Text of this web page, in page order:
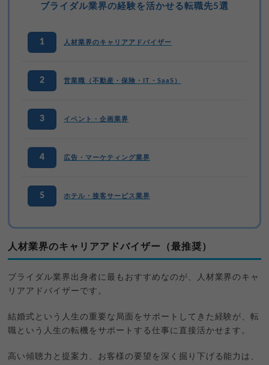
ブライダル業界の経験を活かせる転職先5選
1 人材業界のキャリアアドバイザー
2 営業職（不動産・保険・IT・SaaS）
3 イベント・企画業界
4 広告・マーケティング業界
5 ホテル・接客サービス業界
人材業界のキャリアアドバイザー（最推奨）
ブライダル業界出身者に最もおすすめなのが、人材業界のキャ
リアアドバイザーです。
結婚式という人生の重要な局面をサポートしてきた経験が、転
職という人生の転機をサポートする仕事に直接活かせます。
高い傾聴力と提案力、お客様の要望を深く掘り下げる能力は、